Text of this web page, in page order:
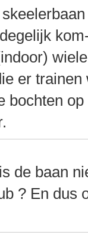
er
bochten
de baan
? En dus